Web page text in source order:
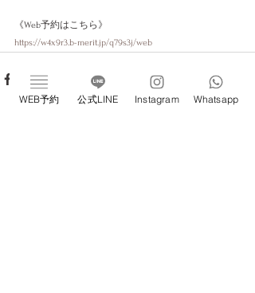
《Web予約はこちら》
https://w4x9r3.b-merit.jp/q79s3j/web
WEB予約 公式LINE Instagram Whatsapp